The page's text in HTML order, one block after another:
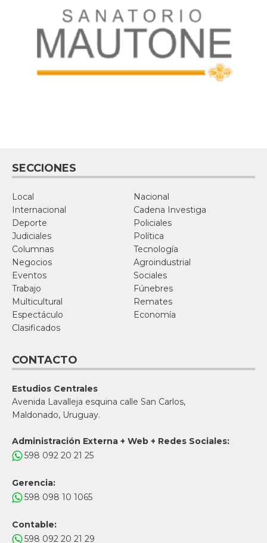
SECCIONES
Local
Nacional
Internacional
Cadena Investiga
Deporte
Policiales
Judiciales
Política
Columnas
Tecnología
Negocios
Agroindustrial
Eventos
Sociales
Trabajo
Fúnebres
Multicultural
Remates
Espectáculo
Economía
Clasificados
CONTACTO
Estudios Centrales
Avenida Lavalleja esquina calle San Carlos,
Maldonado, Uruguay.
Administración Externa + Web + Redes Sociales:
598 092 20 21 25
Gerencia:
598 098 10 1065
Contable:
598 092 20 21 29